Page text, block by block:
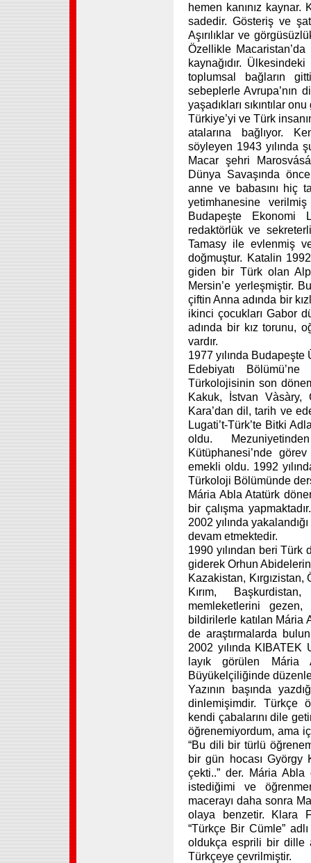
hemen kanınız kaynar.
sadedir. Gösteriş ve
Aşırılıklar ve
Özellikle
kaynağıdır.
toplumsal bağların
sebeplerle Avrupa’nın
yaşadıkları sıkıntılar
Türkiye’yi ve Türk
atalarına bağlıyor.
söyleyen 1943 yılında
Macar şehri
Dünya Savaşında
anne ve babasını hiç
yetimhanesine
Budapeşte Ekonomi
redaktörlük ve
Tamasy ile evlenmiş
doğmuştur. Katalin
giden bir Türk olan
Mersin’e yerleşmiştir.
çiftin Anna adında bir
ikinci çocukları Gabor
adında bir kız torunu,
vardır.
1977 yılında
Edebiyatı
Türkolojisinin son
Kakuk, İstvan Vàsàry,
Kara’dan dil, tarih ve
Lugati’t-Türk’te Bitki
oldu.
Kütüphanesi’nde
emekli oldu. 1992
Türkoloji Bölümünde
Mária Abla Atatürk
bir çalışma
2002 yılında
devam etmektedir.
1990 yılından beri Türk
giderek Orhun
Kazakistan,
Kırım,
memleketlerini gezen,
bildirilerle katılan Mária
de araştırmalarda
2002 yılında KIBATEK
layık görülen Mária
Büyükelçiliğinde
Yazının başında
dinlemişimdir. Türkçe
kendi çabalarını dile
öğrenemiyordum, ama
“Bu dili bir türlü
bir gün hocası György
çekti..” der. Mária
istediğimi ve
macerayı daha sonra
olaya benzetir. Klara
“Türkçe Bir Cümle”
oldukça esprili bir dille
Türkçeye çevrilmiştir.